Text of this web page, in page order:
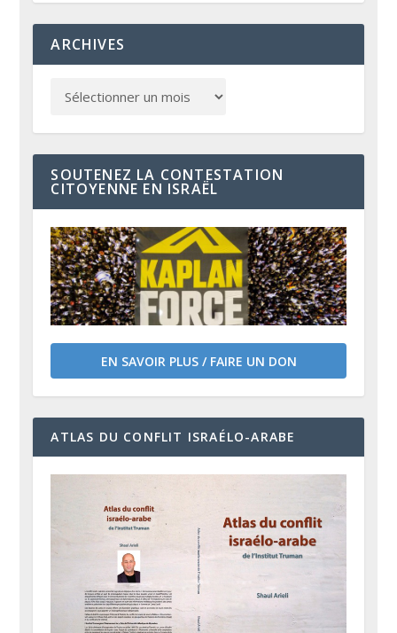
ARCHIVES
SOUTENEZ LA CONTESTATION
CITOYENNE EN ISRAËL
EN SAVOIR PLUS / FAIRE UN DON
ATLAS DU CONFLIT ISRAÉLO-ARABE